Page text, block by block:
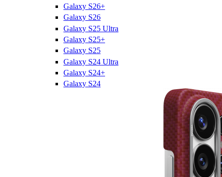
Galaxy S26+
Galaxy S26
Galaxy S25 Ultra
Galaxy S25+
Galaxy S25
Galaxy S24 Ultra
Galaxy S24+
Galaxy S24